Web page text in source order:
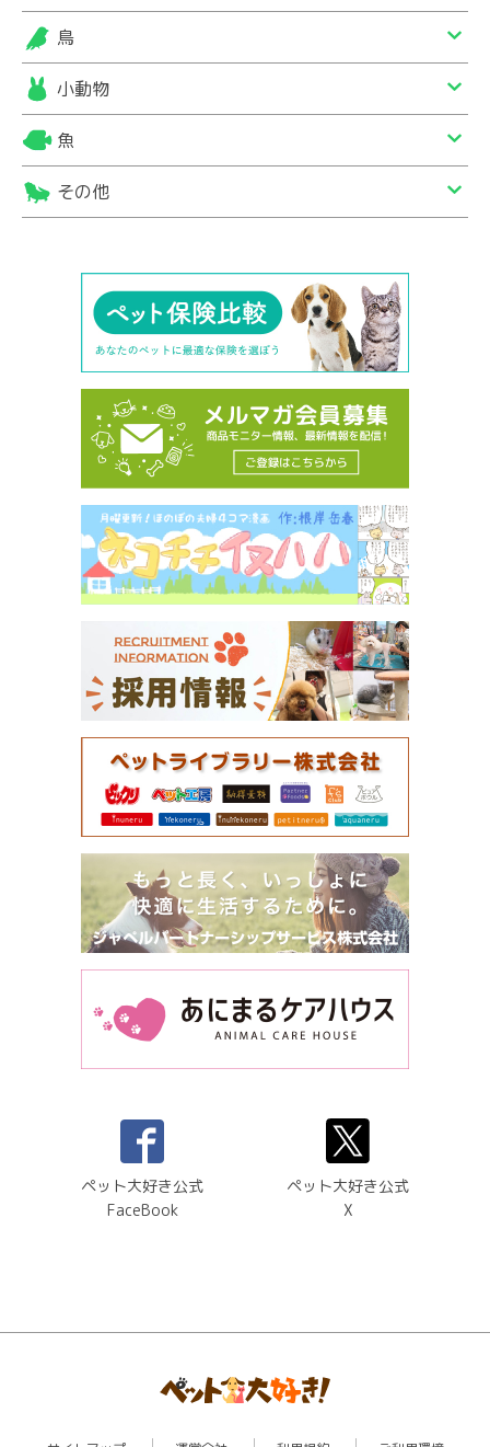
鳥
小動物
魚
その他
ペット大好き公式
FaceBook
ペット大好き公式
X